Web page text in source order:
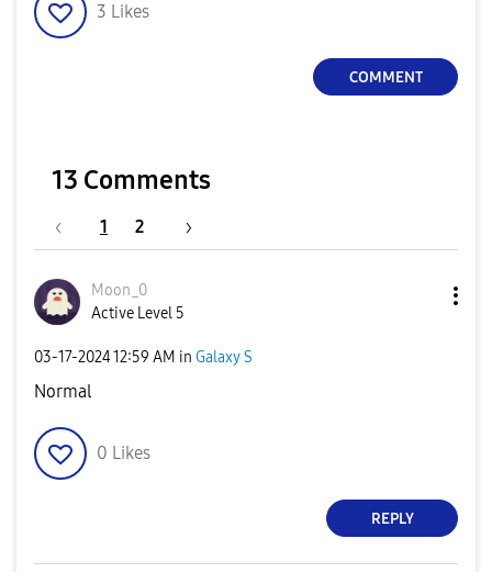
3 Likes
COMMENT
13 Comments
1 2
Moon_0
Active Level 5
‎03-17-202412:59 AM in Galaxy S
Normal
0 Likes
REPLY